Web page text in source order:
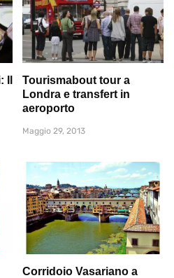
Tourismabout tour a
Londra e transfert in
aeroporto
Maggio 29, 2013
Corridoio Vasariano a